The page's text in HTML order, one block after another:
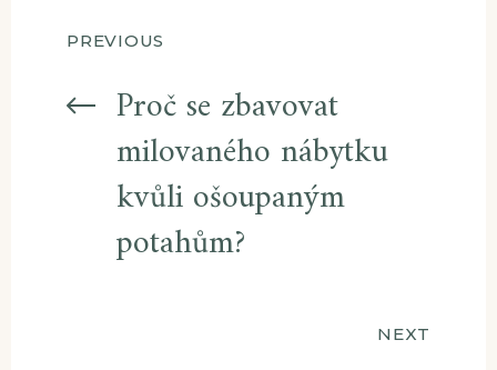
Navigace
pro
příspěvek
PREVIOUS
Proč se zbavovat
milovaného nábytku
kvůli ošoupaným
potahům?
NEXT